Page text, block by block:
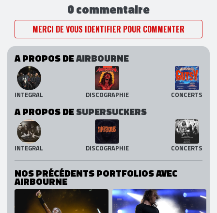
0 commentaire
MERCI DE VOUS IDENTIFIER POUR COMMENTER
A PROPOS DEAIRBOURNE
INTEGRAL DISCOGRAPHIE CONCERTS
A PROPOS DESUPERSUCKERS
INTEGRAL DISCOGRAPHIE CONCERTS
NOS PRÉCÉDENTS PORTFOLIOS AVEC
AIRBOURNE